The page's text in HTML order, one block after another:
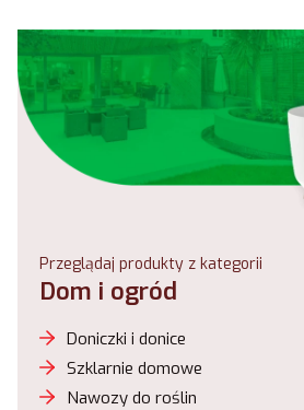
Przeglądaj produkty z kategorii
Dom i ogród
Doniczki i donice
Szklarnie domowe
Nawozy do roślin